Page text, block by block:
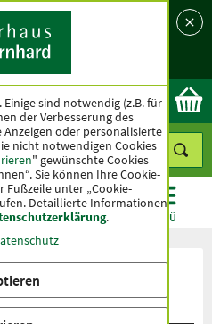
Ok
TOPSELLER MENÜ
Medizinisches
sind notwendig (z.B. für
der Verbesserung des
oder personalisierte
nicht notwendigen Cookies
" gewünschte Cookies
Sie können Ihre Cookie-
Fußzeile unter „Cookie-
Detaillierte Informationen
.